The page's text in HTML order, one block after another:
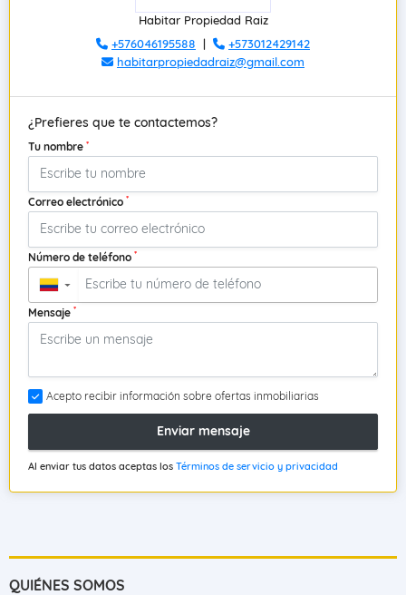
Habitar Propiedad Raiz
+576046195588 |
+573012429142
habitarpropiedadraiz@gmail.com
¿Prefieres que te contactemos?
Tu nombre *
Correo electrónico *
Número de teléfono *
▼
Mensaje *
Acepto recibir información sobre ofertas inmobiliarias
Enviar mensaje
Al enviar tus datos aceptas los Términos de servicio y privacidad
QUIÉNES SOMOS